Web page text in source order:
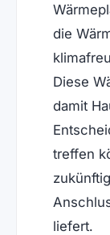
die
Diese
damit
treffen
liefert.